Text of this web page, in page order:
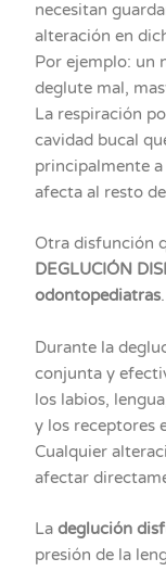
necesitan
alteración en
Por ejemplo: un
deglute mal,
La respiración
cavidad bucal
principalmente
afecta al resto
Otra disfunción
DEGLUCIÓN
odontopediatras.
Durante la
conjunta y
los labios,
y los receptores
Cualquier
afectar
Ladeglución
presión de la